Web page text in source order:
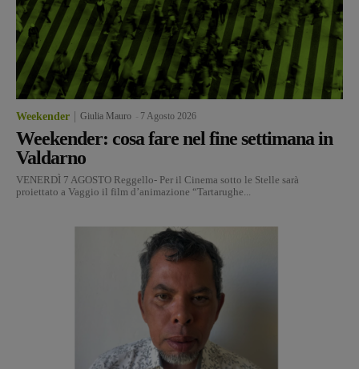
Weekender Giulia Mauro 7 Agosto 2026
Weekender: cosa fare nel fine settimana in
Valdarno
VENERDÌ 7 AGOSTO Reggello- Per il Cinema sotto le Stelle sarà
proiettato a Vaggio il film d’animazione “Tartarughe...